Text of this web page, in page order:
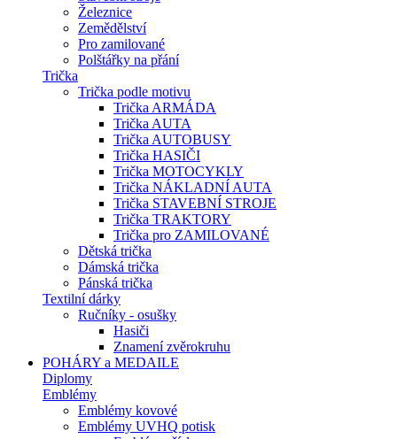
Železnice
Zemědělství
Pro zamilované
Polštářky na přání
Trička
Trička podle motivu
Trička ARMÁDA
Trička AUTA
Trička AUTOBUSY
Trička HASIČI
Trička MOTOCYKLY
Trička NÁKLADNÍ AUTA
Trička STAVEBNÍ STROJE
Trička TRAKTORY
Trička pro ZAMILOVANÉ
Dětská trička
Dámská trička
Pánská trička
Textilní dárky
Ručníky - osušky
Hasiči
Znamení zvěrokruhu
POHÁRY a MEDAILE
Diplomy
Emblémy
Emblémy kovové
Emblémy UVHQ potisk